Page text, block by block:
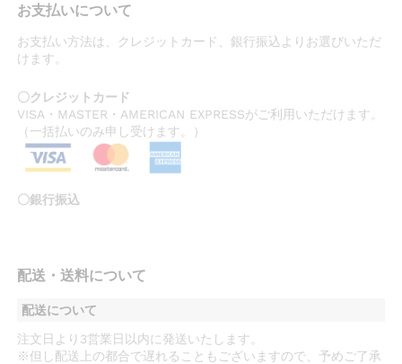
シ
ョ
ン
お支払いについて
お支払い方法は、クレジットカード、銀行振込よりお選びいただ
けます。
〇クレジットカード
VISA・MASTER・AMERICAN EXPRESSがご利用いただけます。
（一括払いのみ申し受けます。）
〇銀行振込
配送・送料について
配送について
注文日より3営業日以内に発送いたします。
※但し配送上の都合で遅れることもございますので、予めご了承